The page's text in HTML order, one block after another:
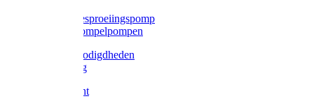
Gardena besproeiingspomp
Gardena dompelpompen
Tyleen benodigdheden
Tyleenslang
Lange bocht